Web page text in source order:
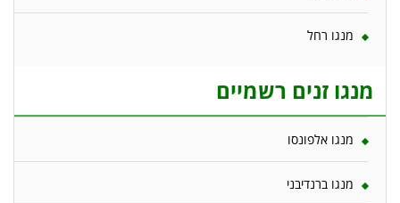
מנגו רחל
מנגו זנים רשמיים
מנגו אלפונסו
מנגו ברנדיבני